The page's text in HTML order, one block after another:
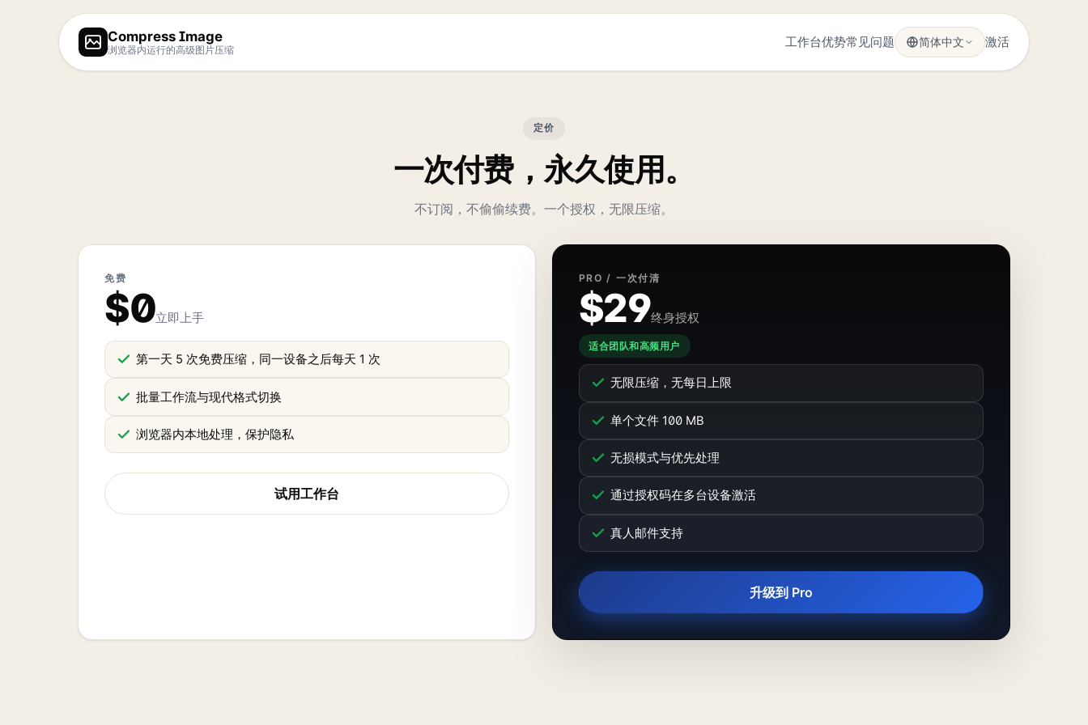
Compress Image
浏览器内运行的高级图片压缩
工作台优势常见问题 简体中文 激活
定价
一次付费，永久使用。
不订阅，不偷偷续费。一个授权，无限压缩。
免费
$0立即上手
第一天 5 次免费压缩，同一设备之后每天 1 次
批量工作流与现代格式切换
浏览器内本地处理，保护隐私
试用工作台
PRO / 一次付清
$29终身授权
适合团队和高频用户
无限压缩，无每日上限
单个文件 100 MB
无损模式与优先处理
通过授权码在多台设备激活
真人邮件支持
升级到 Pro